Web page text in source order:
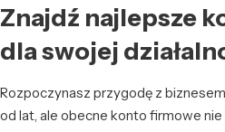
Znajdź najlepsze
dla swojej
Rozpoczynasz przygodę z
od lat, ale obecne konto firmowe